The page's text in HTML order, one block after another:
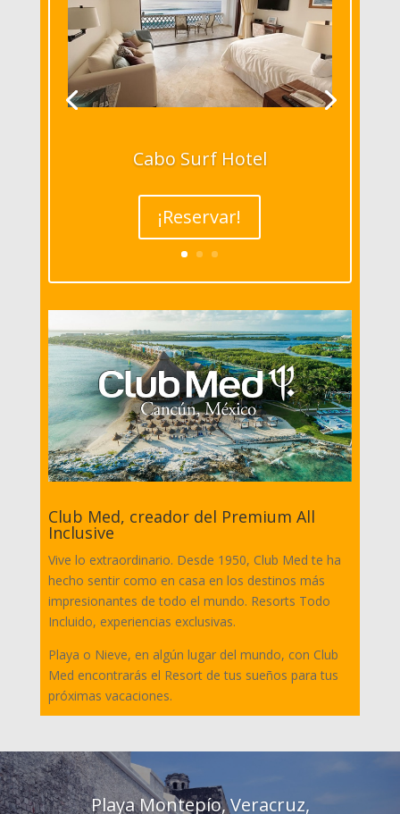
Cabo Surf Hotel
¡Reservar!
Club Med, creador del Premium All
Inclusive
Vive lo extraordinario. Desde 1950, Club Med te ha
hecho sentir como en casa en los destinos más
impresionantes de todo el mundo. Resorts Todo
Incluido, experiencias exclusivas.
Playa o Nieve, en algún lugar del mundo, con Club
Med encontrarás el Resort de tus sueños para tus
próximas vacaciones.
Playa Montepío, Veracruz,